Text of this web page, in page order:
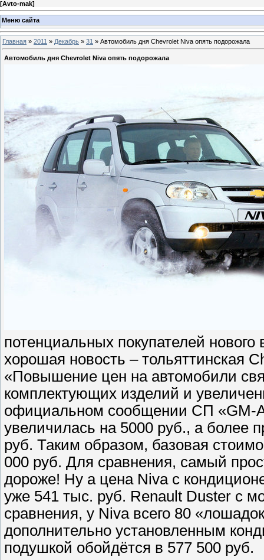
[Avto-mak]
Меню сайта
Главная » 2011 » Декабрь » 31 » Автомобиль дня Chevrolet Niva опять подорожала
Автомобиль дня Chevrolet Niva опять подорожала
потенциальных покупателей
хорошая новость – тольяттинская
«Повышение цен на автомобили
комплектующих изделий и
официальном сообщении СП «GM-
увеличилась на 5000 руб., а более
руб. Таким образом, базовая
000 руб. Для сравнения, самый
дороже! Ну а цена Niva с
уже 541 тыс. руб. Renault Duster с
сравнения, у Niva всего 80
дополнительно установленным
подушкой обойдётся в 577 500 руб.